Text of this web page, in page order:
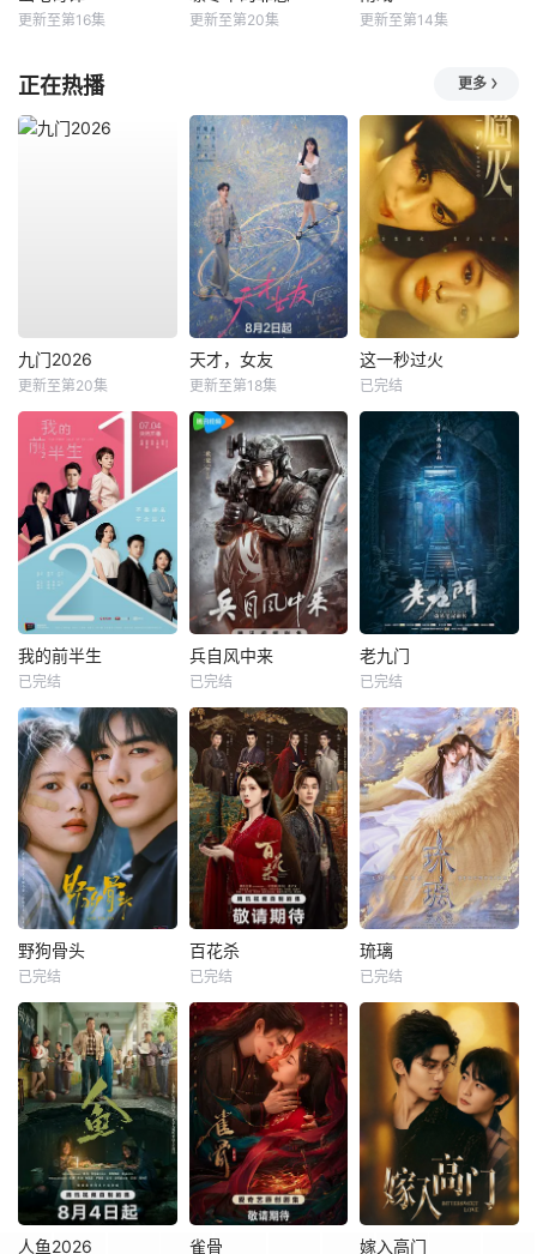
更新至第16集 更新至第20集 更新至第14集
正在热播 更多
九门2026
更新至第20集
天才，女友
更新至第18集
这一秒过火
已完结
我的前半生
已完结
兵自风中来
已完结
老九门
已完结
野狗骨头
已完结
百花杀
已完结
琉璃
已完结
人鱼2026 雀骨 嫁入高门